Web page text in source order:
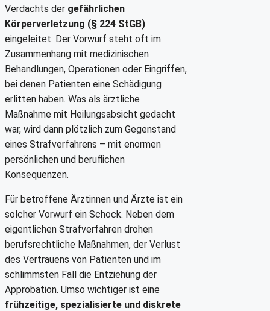
Verdachts der gefährlichen
Körperverletzung (§ 224 StGB)
eingeleitet. Der Vorwurf steht oft im
Zusammenhang mit medizinischen
Behandlungen, Operationen oder Eingriffen,
bei denen Patienten eine Schädigung
erlitten haben. Was als ärztliche
Maßnahme mit Heilungsabsicht gedacht
war, wird dann plötzlich zum Gegenstand
eines Strafverfahrens – mit enormen
persönlichen und beruflichen
Konsequenzen.
Für betroffene Ärztinnen und Ärzte ist ein
solcher Vorwurf ein Schock. Neben dem
eigentlichen Strafverfahren drohen
berufsrechtliche Maßnahmen, der Verlust
des Vertrauens von Patienten und im
schlimmsten Fall die Entziehung der
Approbation. Umso wichtiger ist eine
frühzeitige, spezialisierte und diskrete